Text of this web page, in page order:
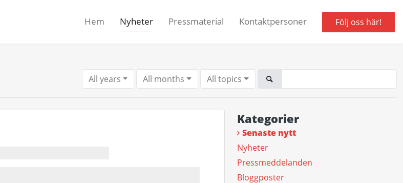
Hem Nyheter Pressmaterial Kontaktpersoner Följ oss här!
All years All months All topics
Kategorier
Senaste nytt
Nyheter
Pressmeddelanden
Bloggposter